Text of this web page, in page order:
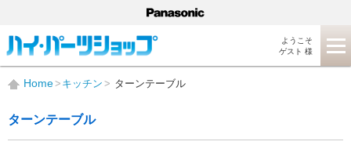
ようこそ
ゲスト 様
Home キッチン ターンテーブル
ターンテーブル